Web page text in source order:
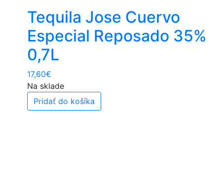
Tequila Jose Cuervo
Especial Reposado 35%
0,7L
17,60€
Na sklade
Pridať do košíka